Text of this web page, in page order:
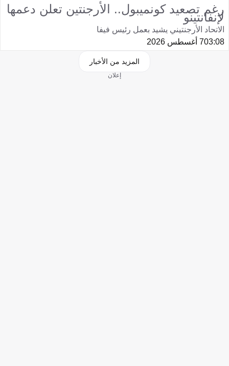
رغم تصعيد كونميبول.. الأرجنتين تعلن دعمها
لإنفانتينو
الاتحاد الأرجنتيني يشيد بعمل رئيس فيفا
03:087 أغسطس 2026
المزيد من الأخبار
إعلان